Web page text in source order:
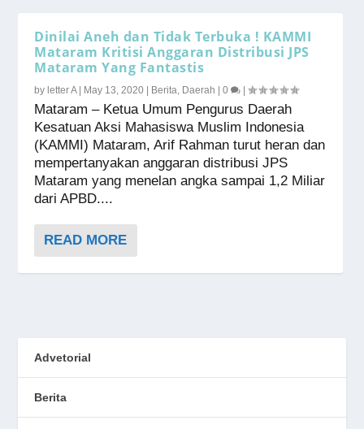
Dinilai Aneh dan Tidak Terbuka ! KAMMI
Mataram Kritisi Anggaran Distribusi JPS
Mataram Yang Fantastis
byletter A| May 13, 2020 | Berita Daerah |0 |
Mataram – Ketua Umum Pengurus Daerah
Kesatuan Aksi Mahasiswa Muslim Indonesia
(KAMMI) Mataram, Arif Rahman turut heran dan
mempertanyakan anggaran distribusi JPS
Mataram yang menelan angka sampai 1,2 Miliar
dari APBD....
READ MORE
Advetorial
Berita